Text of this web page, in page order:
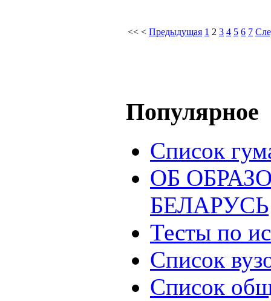
<< < Предыдущая 1 2 3 4 5 6 7
Популярное
Список
ОБ
БЕЛАРУСЬ
Тесты по
Список
Список